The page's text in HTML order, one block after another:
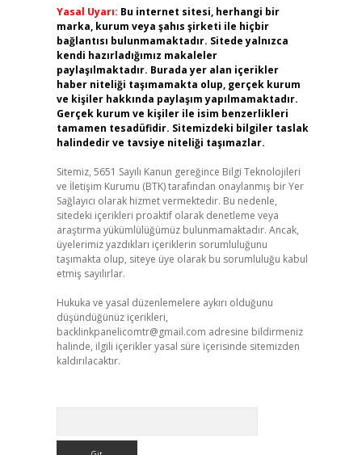
Yasal Uyarı: Bu internet sitesi, herhangi bir
marka, kurum veya şahıs şirketi ile hiçbir
bağlantısı bulunmamaktadır. Sitede yalnızca
kendi hazırladığımız makaleler
paylaşılmaktadır. Burada yer alan içerikler
haber niteliği taşımamakta olup, gerçek kurum
ve kişiler hakkında paylaşım yapılmamaktadır.
Gerçek kurum ve kişiler ile isim benzerlikleri
tamamen tesadüfidir. Sitemizdeki bilgiler taslak
halindedir ve tavsiye niteliği taşımazlar.
Sitemiz, 5651 Sayılı Kanun gereğince Bilgi Teknolojileri
ve İletişim Kurumu (BTK) tarafından onaylanmış bir Yer
Sağlayıcı olarak hizmet vermektedir. Bu nedenle,
sitedeki içerikleri proaktif olarak denetleme veya
araştırma yükümlülüğümüz bulunmamaktadır. Ancak,
üyelerimiz yazdıkları içeriklerin sorumluluğunu
taşımakta olup, siteye üye olarak bu sorumluluğu kabul
etmiş sayılırlar.
Hukuka ve yasal düzenlemelere aykırı olduğunu
düşündüğünüz içerikleri,
backlinkpanelicomtr@gmail.com adresine bildirmeniz
halinde, ilgili içerikler yasal süre içerisinde sitemizden
kaldırılacaktır.